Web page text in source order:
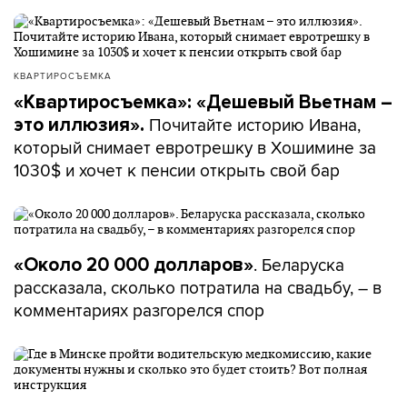
КВАРТИРОСЪЕМКА
«Квартиросъемка»: «Дешевый Вьетнам –
это иллюзия». Почитайте историю Ивана,
который снимает евротрешку в Хошимине за
1030$ и хочет к пенсии открыть свой бар
«Около 20 000 долларов». Беларуска
рассказала, сколько потратила на свадьбу, – в
комментариях разгорелся спор